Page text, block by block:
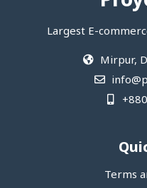
Largest E-
Mirpur,
Terms